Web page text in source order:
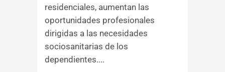
residenciales, aumentan las
oportunidades profesionales
dirigidas a las necesidades
sociosanitarias de los
dependientes....